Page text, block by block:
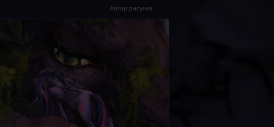
Автор рисунка